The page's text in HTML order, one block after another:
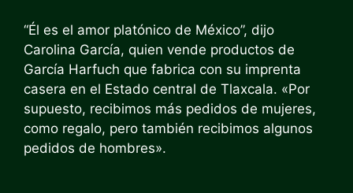
“Él es el amor platónico de México”, dijo
Carolina García, quien vende productos de
García Harfuch que fabrica con su imprenta
casera en el Estado central de Tlaxcala. «Por
supuesto, recibimos más pedidos de mujeres,
como regalo, pero también recibimos algunos
pedidos de hombres».